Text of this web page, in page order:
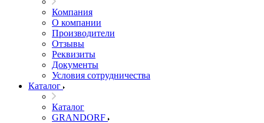
Компания
О компании
Производители
Отзывы
Реквизиты
Документы
Условия сотрудничества
Каталог
Каталог
GRANDORF